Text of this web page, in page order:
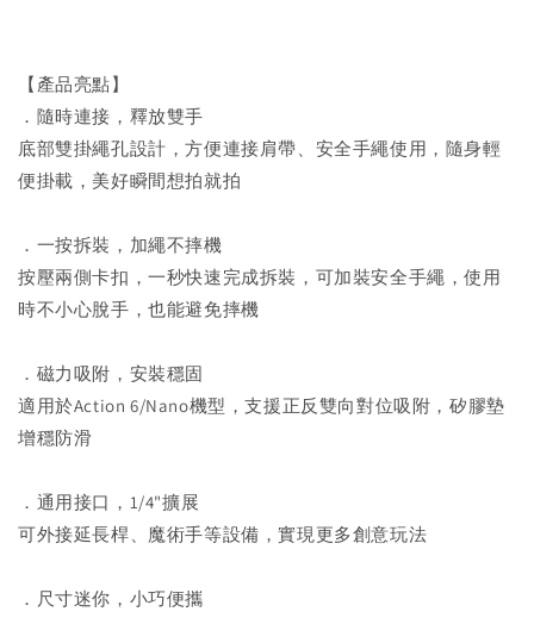
【產品亮點】
．隨時連接，釋放雙手
底部雙掛繩孔設計，方便連接肩帶、安全手繩使用，隨身輕
便掛載，美好瞬間想拍就拍
．一按拆裝，加繩不摔機
按壓兩側卡扣，一秒快速完成拆裝，可加裝安全手繩，使用
時不小心脫手，也能避免摔機
．磁力吸附，安裝穩固
適用於Action 6/Nano機型，支援正反雙向對位吸附，矽膠墊
增穩防滑
．通用接口，1/4"擴展
可外接延長桿、魔術手等設備，實現更多創意玩法
．尺寸迷你，小巧便攜